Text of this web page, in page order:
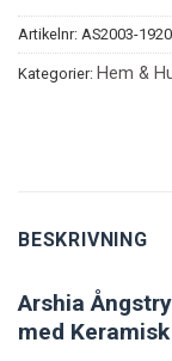
Artikelnr: AS2003-1920
Kategorier: Hem &
BESKRIVNING
Arshia
med